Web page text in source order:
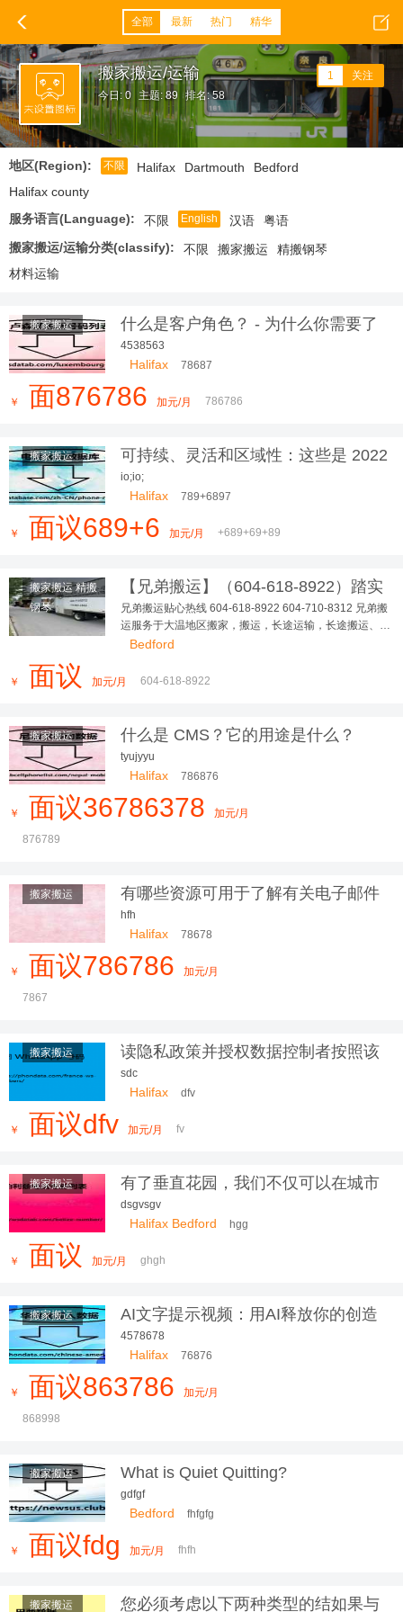
全部 最新 热门 精华
搬家搬运/运输
今日: 0 主题: 89 排名: 58
1 关注
地区(Region): 不限 Halifax Dartmouth
Bedford
Halifax county
服务语言(Language):
不限 English 汉语
粤语
搬家搬运/运输分类(classify):
不限 搬家搬运
精搬钢琴
材料运输
搬家搬运
什么是客户角色？ - 为什么你需要了
解你的
4538563
Halifax 78687
￥ 面876786 加元/月 786786
搬家搬运
可持续、灵活和区域性：这些是 2022
年最美的室内设计趋势
io;io;
Halifax 789+6897
￥ 面议689+6 加元/月 +689+69+89
搬家搬运 精搬
钢琴
【兄弟搬运】（604-618-8922）踏实
可靠，大小搬家，长短途...
兄弟搬运贴心热线 604-618-8922 604-710-8312 兄弟搬
运服务于大温地区搬家，搬运，长途运输，长途搬运、精
搬钢琴、垃圾清理、各种疑难搬运 多年，政府注册，有完
司有多台厢式货车，我们本着以德为本，以信为先，让您
Bedford
￥ 面议 加元/月 604-618-8922
搬家搬运 什么是 CMS？它的用途是什么？
tyujyyu
Halifax 786876
￥ 面议36786378 加元/月
876789
搬家搬运
有哪些资源可用于了解有关电子邮件
营销的更多信息？
hfh
Halifax 78678
￥ 面议786786 加元/月
7867
搬家搬运
读隐私政策并授权数据控制者按照该
隐私政
sdc
Halifax dfv
￥ 面议dfv 加元/月 fv
搬家搬运
有了垂直花园，我们不仅可以在城市
中
dsgvsgv
Halifax Bedford hgg
￥ 面议 加元/月 ghgh
搬家搬运
AI文字提示视频：用AI释放你的创造
力
4578678
Halifax 76876
￥ 面议863786 加元/月
868998
搬家搬运 What is Quiet Quitting?
gdfgf
Bedford fhfgfg
￥ 面议fdg 加元/月 fhfh
搬家搬运 您必须考虑以下两种类型的结如果与